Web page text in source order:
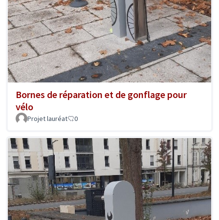
Bornes de réparation et de gonflage pour
vélo
Projet lauréat 0